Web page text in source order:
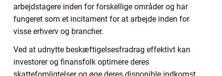
arbejdstagere inden for forskellige områder og har
fungeret som et incitament for at arbejde inden for
visse erhverv og brancher.
Ved at udnytte beskæftigelsesfradrag effektivt kan
investorer og finansfolk optimere deres